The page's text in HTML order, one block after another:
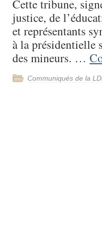
Cette tribune,
justice, de
et représentants
à la présidentielle
des mineurs. …
Communiqués de la